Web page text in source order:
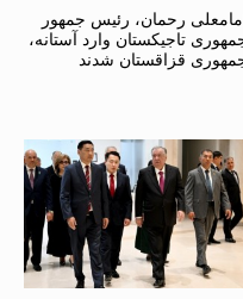
رحمان، رئیس جمهور
تاجیکستان وارد آستانه،
قزاقستان شدند